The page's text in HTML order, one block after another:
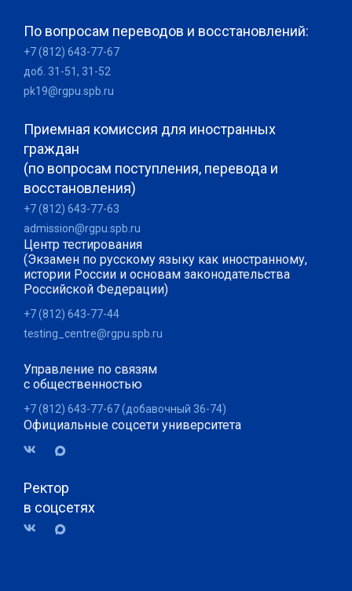
По вопросам переводов и восстановлений:
+7 (812) 643-77-67
доб. 31-51, 31-52
pk19@rgpu.spb.ru
Приемная комиссия для иностранных
граждан
(по вопросам поступления, перевода и
восстановления)
+7 (812) 643-77-63
admission@rgpu.spb.ru
Центр тестирования
(Экзамен по русскому языку как иностранному,
истории России и основам законодательства
Российской Федерации)
+7 (812) 643-77-44
testing_centre@rgpu.spb.ru
Управление по связям
с общественностью
+7 (812) 643-77-67 (добавочный 36-74)
Официальные соцсети университета
Ректор
в соцсетях